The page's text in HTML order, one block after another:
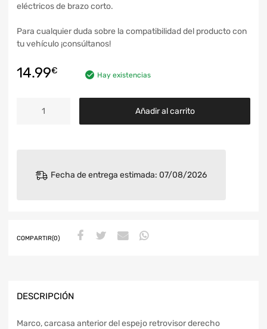
eléctricos de brazo corto.
Para cualquier duda sobre la compatibilidad del producto con
tu vehículo ¡consúltanos!
14.99€ Hay existencias
Añadir al carrito
Fecha de entrega estimada: 07/08/2026
COMPARTIR(0)
DESCRIPCIÓN
Marco, carcasa anterior del espejo retrovisor derecho